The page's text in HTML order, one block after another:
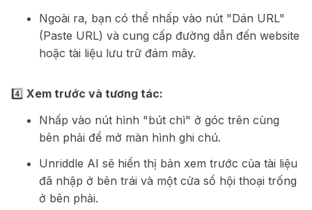
Ngoài ra, bạn có thể nhấp vào nút "Dán URL"
(Paste URL) và cung cấp đường dẫn đến website
hoặc tài liệu lưu trữ đám mây.
4️⃣ Xem trước và tương tác:
Nhấp vào nút hình "bút chì" ở góc trên cùng
bên phải để mở màn hình ghi chú.
Unriddle AI sẽ hiển thị bản xem trước của tài liệu
đã nhập ở bên trái và một cửa sổ hội thoại trống
ở bên phải.